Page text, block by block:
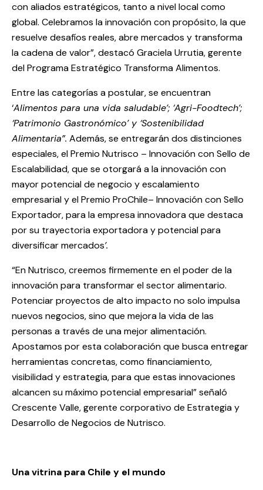
con aliados estratégicos, tanto a nivel local como
global. Celebramos la innovación con propósito, la que
resuelve desafíos reales, abre mercados y transforma
la cadena de valor”, destacó Graciela Urrutia, gerente
del Programa Estratégico Transforma Alimentos.
Entre las categorías a postular, se encuentran
‘Alimentos para una vida saludable’; ‘Agri-Foodtech’;
‘Patrimonio Gastronómico’ y ‘Sostenibilidad
Alimentaria”. Además, se entregarán dos distinciones
especiales, el Premio Nutrisco – Innovación con Sello de
Escalabilidad, que se otorgará a la innovación con
mayor potencial de negocio y escalamiento
empresarial y el Premio ProChile– Innovación con Sello
Exportador, para la empresa innovadora que destaca
por su trayectoria exportadora y potencial para
diversificar mercados’.
“En Nutrisco, creemos firmemente en el poder de la
innovación para transformar el sector alimentario.
Potenciar proyectos de alto impacto no solo impulsa
nuevos negocios, sino que mejora la vida de las
personas a través de una mejor alimentación.
Apostamos por esta colaboración que busca entregar
herramientas concretas, como financiamiento,
visibilidad y estrategia, para que estas innovaciones
alcancen su máximo potencial empresarial” señaló
Crescente Valle, gerente corporativo de Estrategia y
Desarrollo de Negocios de Nutrisco.
Una vitrina para Chile y el mundo